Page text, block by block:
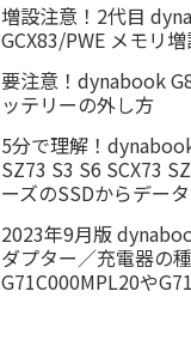
増設注意！2代目
GCX83/PWE メモリ
要注意！dynabook
ッテリーの外し方
5分で理解！
SZ73 S3 S6 SCX73
ーズのSSDからデー
2023年9月版
ダプター／充電器の
G71C000MPL20や